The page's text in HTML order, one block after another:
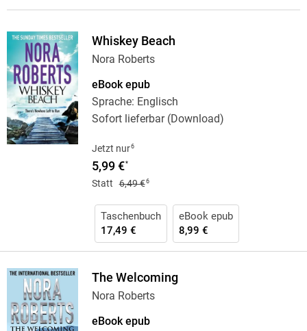
Whiskey Beach
Nora Roberts
eBook epub
Sprache: Englisch
Sofort lieferbar (Download)
Jetzt nur6
5,99 €*
Statt 6,49 €6
Taschenbuch
17,49 €
eBook epub
8,99 €
The Welcoming
Nora Roberts
eBook epub